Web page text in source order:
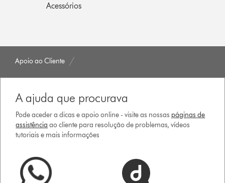
Acessórios
Apoio ao Cliente
A ajuda que procurava
Pode aceder a dicas e apoio online - visite as nossas páginas de
assistência ao cliente para resolução de problemas, vídeos
tutoriais e mais informações